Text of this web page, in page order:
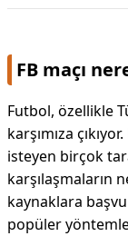
FB maçı
Futbol, özellikle
karşımıza
isteyen birçok
karşılaşmaların
kaynaklara
popüler